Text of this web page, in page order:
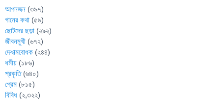
আপনজন (৩৯৭)
গানের কথা (৫৯)
ছোটদের ছড়া (২৯২)
জীবনমুখী (৬৭২)
দেশাত্মবোধক (২৪৪)
ধর্মীয় (১৮৬)
প্রকৃতি(৬৪০)
প্রেম (৮১৫)
বিবিধ (২,৩২২)